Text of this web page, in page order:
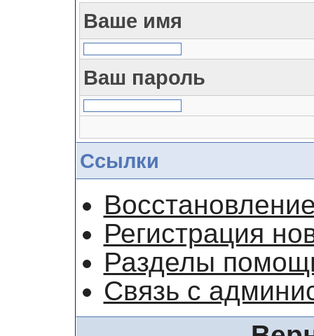
Ваше имя
Ваш пароль
Ссылки
Регистрация
Разделы
Связь с